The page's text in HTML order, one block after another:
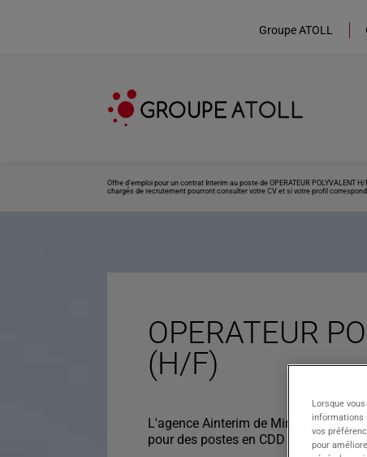
Groupe ATOLL
Offre d’emploi pour un contrat Interim au poste de OPERATEUR
chargés de recrutement pourront consulter votre CV et si votre profil
OPERATEUR
(H/F)
L'agence Ainterim de Miribel est
pour des postes en CDD et CDI sur la
Lorsque
informations
vos
pour